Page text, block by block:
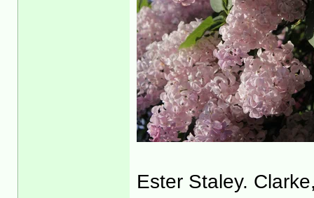
Ester Staley.